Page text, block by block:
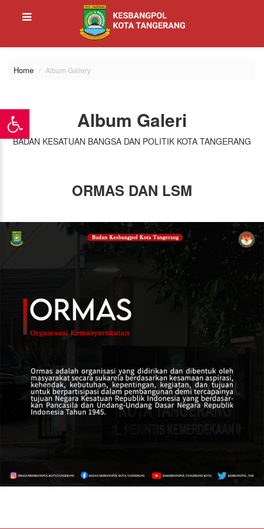
Home Album Gallery
Album Galeri
BADAN KESATUAN BANGSA DAN POLITIK KOTA TANGERANG
ORMAS DAN LSM